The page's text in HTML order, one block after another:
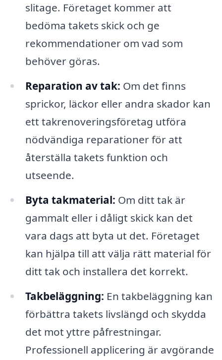
slitage. Företaget kommer att
bedöma takets skick och ge
rekommendationer om vad som
behöver göras.
Reparation av tak: Om det finns
sprickor, läckor eller andra skador kan
ett takrenoveringsföretag utföra
nödvändiga reparationer för att
återställa takets funktion och
utseende.
Byta takmaterial: Om ditt tak är
gammalt eller i dåligt skick kan det
vara dags att byta ut det. Företaget
kan hjälpa till att välja rätt material för
ditt tak och installera det korrekt.
Takbeläggning: En takbeläggning kan
förbättra takets livslängd och skydda
det mot yttre påfrestningar.
Professionell applicering är avgörande